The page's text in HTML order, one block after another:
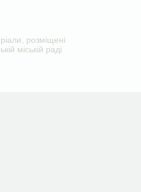
розміщені
міській раді